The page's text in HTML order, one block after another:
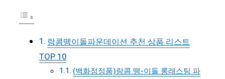
랑콤뗑이돌파운데이션 추천 상품 리스트
TOP 10
(백화점정품)랑콤 뗑-이돌 롱래스팅 파